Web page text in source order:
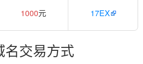
1000元 17EX
名交易方式